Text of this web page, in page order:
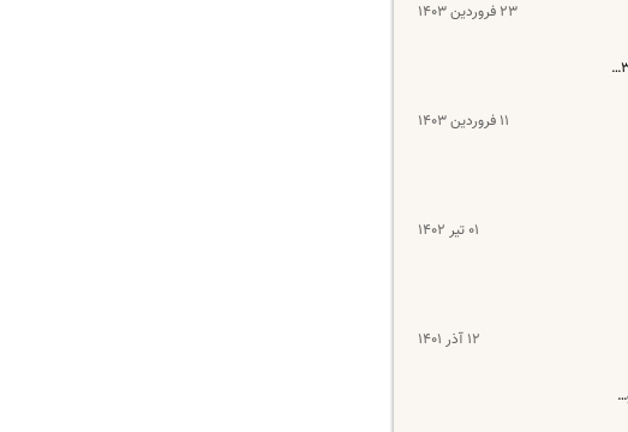
۲۳ فروردین ۱۴۰۳
۱۱ فروردین ۱۴۰۳
۰۱ تیر ۱۴۰۲
۱۲ آذر ۱۴۰۱